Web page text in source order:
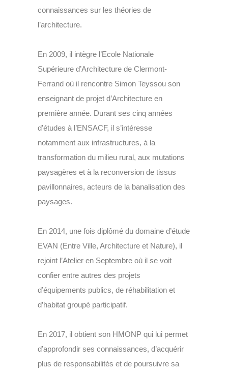
connaissances sur les théories de
l’architecture.
En 2009, il intègre l’Ecole Nationale
Supérieure d’Architecture de Clermont-
Ferrand où il rencontre Simon Teyssou son
enseignant de projet d’Architecture en
première année. Durant ses cinq années
d’études à l’ENSACF, il s’intéresse
notamment aux infrastructures, à la
transformation du milieu rural, aux mutations
paysagères et à la reconversion de tissus
pavillonnaires, acteurs de la banalisation des
paysages.
En 2014, une fois diplômé du domaine d’étude
EVAN (Entre Ville, Architecture et Nature), il
rejoint l’Atelier en Septembre où il se voit
confier entre autres des projets
d’équipements publics, de réhabilitation et
d’habitat groupé participatif.
En 2017, il obtient son HMONP qui lui permet
d’approfondir ses connaissances, d’acquérir
plus de responsabilités et de poursuivre sa